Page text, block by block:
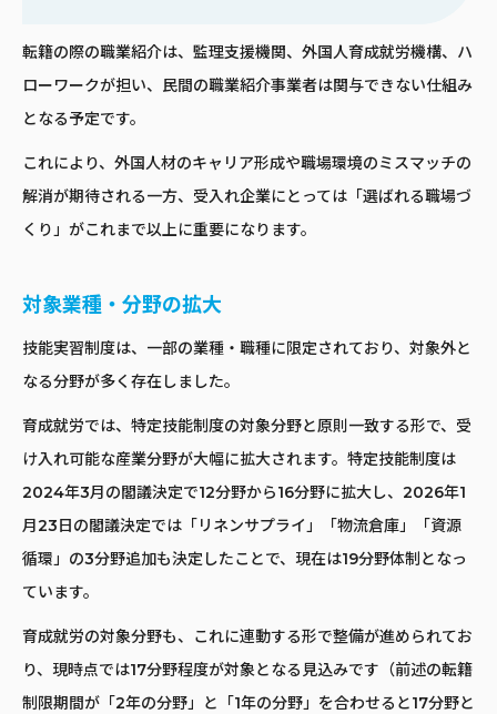
転籍の際の職業紹介は、監理支援機関、外国人育成就労機構、ハ
ローワークが担い、民間の職業紹介事業者は関与できない仕組み
となる予定です。
これにより、外国人材のキャリア形成や職場環境のミスマッチの
解消が期待される一方、受入れ企業にとっては「選ばれる職場づ
くり」がこれまで以上に重要になります。
対象業種・分野の拡大
技能実習制度は、一部の業種・職種に限定されており、対象外と
なる分野が多く存在しました。
育成就労では、特定技能制度の対象分野と原則一致する形で、受
け入れ可能な産業分野が大幅に拡大されます。特定技能制度は
2024年3月の閣議決定で12分野から16分野に拡大し、2026年1
月23日の閣議決定では「リネンサプライ」「物流倉庫」「資源
循環」の3分野追加も決定したことで、現在は19分野体制となっ
ています。
育成就労の対象分野も、これに連動する形で整備が進められてお
り、現時点では17分野程度が対象となる見込みです（前述の転籍
制限期間が「2年の分野」と「1年の分野」を合わせると17分野と